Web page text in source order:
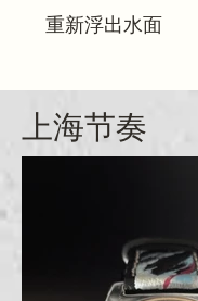
重新浮出水面
上海节奏